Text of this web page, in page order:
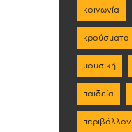
κοινωνία
κρούσματα
μουσική
παιδεία
περιβάλλον